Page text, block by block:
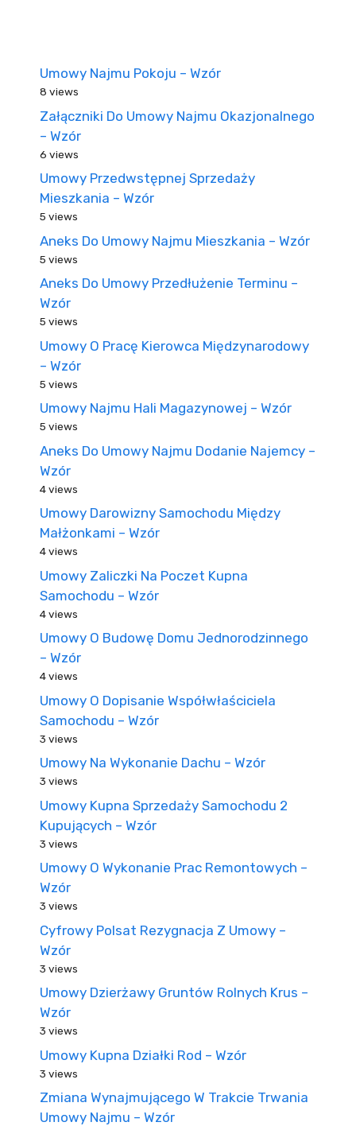
Umowy Najmu Pokoju – Wzór
8 views
Załączniki Do Umowy Najmu Okazjonalnego
– Wzór
6 views
Umowy Przedwstępnej Sprzedaży
Mieszkania – Wzór
5 views
Aneks Do Umowy Najmu Mieszkania – Wzór
5 views
Aneks Do Umowy Przedłużenie Terminu –
Wzór
5 views
Umowy O Pracę Kierowca Międzynarodowy
– Wzór
5 views
Umowy Najmu Hali Magazynowej – Wzór
5 views
Aneks Do Umowy Najmu Dodanie Najemcy –
Wzór
4 views
Umowy Darowizny Samochodu Między
Małżonkami – Wzór
4 views
Umowy Zaliczki Na Poczet Kupna
Samochodu – Wzór
4 views
Umowy O Budowę Domu Jednorodzinnego
– Wzór
4 views
Umowy O Dopisanie Współwłaściciela
Samochodu – Wzór
3 views
Umowy Na Wykonanie Dachu – Wzór
3 views
Umowy Kupna Sprzedaży Samochodu 2
Kupujących – Wzór
3 views
Umowy O Wykonanie Prac Remontowych –
Wzór
3 views
Cyfrowy Polsat Rezygnacja Z Umowy –
Wzór
3 views
Umowy Dzierżawy Gruntów Rolnych Krus –
Wzór
3 views
Umowy Kupna Działki Rod – Wzór
3 views
Zmiana Wynajmującego W Trakcie Trwania
Umowy Najmu – Wzór